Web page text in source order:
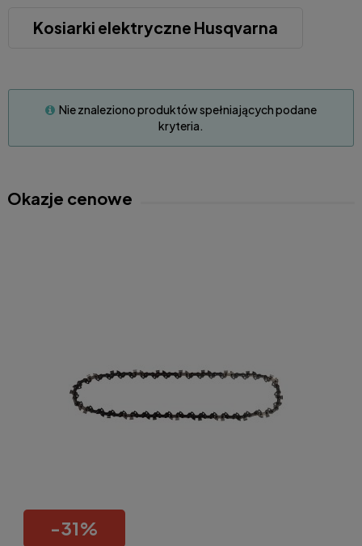
Kosiarki elektryczne Husqvarna
Nie znaleziono produktów spełniających podane
kryteria.
Okazje cenowe
-31%